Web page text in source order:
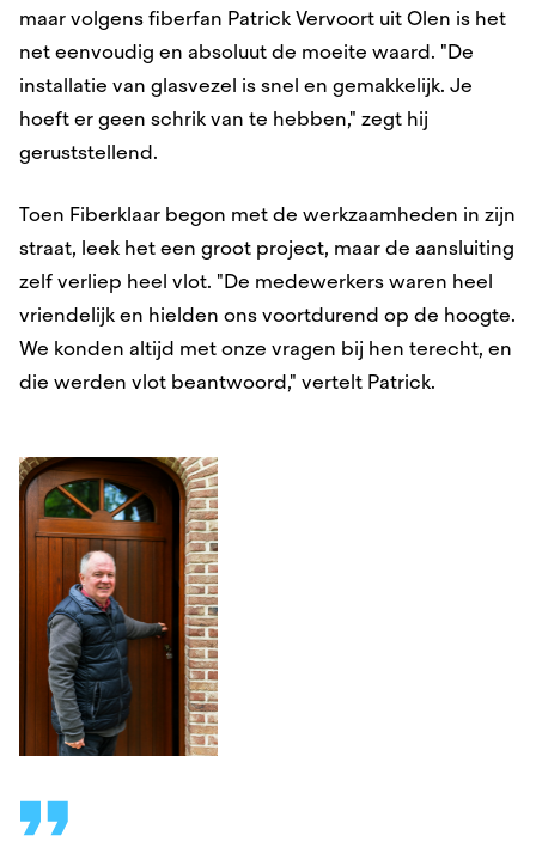
maar volgensfiberfan Patrick Vervoort uit Olen is het
net eenvoudig en absoluut de moeite waard. "De
installatie van glasvezel is snel en gemakkelijk. Je
hoeft er geen schrik van te hebben," zegt hij
geruststellend.
Toen Fiberklaar begon met de werkzaamheden in zijn
straat, leek het een groot project, maar de aansluiting
zelf verliep heel vlot. "De medewerkers waren heel
vriendelijk en hielden ons voortdurend op de hoogte.
We konden altijd met onze vragen bij hen terecht, en
die werden vlot beantwoord," vertelt Patrick.